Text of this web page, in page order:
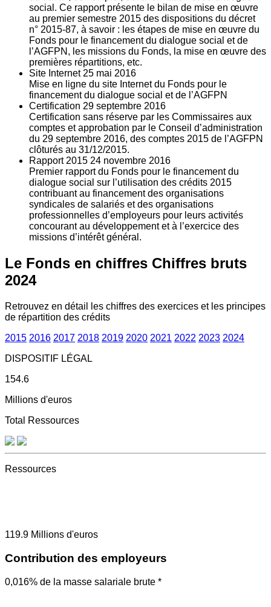
social. Ce rapport présente le bilan de mise en œuvre
au premier semestre 2015 des dispositions du décret
n° 2015-87, à savoir : les étapes de mise en œuvre du
Fonds pour le financement du dialogue social et de
l’AGFPN, les missions du Fonds, la mise en œuvre des
premières répartitions, etc.
Site Internet 25 mai 2016
Mise en ligne du site Internet du Fonds pour le
financement du dialogue social et de l’AGFPN
Certification 29 septembre 2016
Certification sans réserve par les Commissaires aux
comptes et approbation par le Conseil d’administration
du 29 septembre 2016, des comptes 2015 de l’AGFPN
clôturés au 31/12/2015.
Rapport 2015 24 novembre 2016
Premier rapport du Fonds pour le financement du
dialogue social sur l’utilisation des crédits 2015
contribuant au financement des organisations
syndicales de salariés et des organisations
professionnelles d’employeurs pour leurs activités
concourant au développement et à l’exercice des
missions d’intérêt général.
Le Fonds en chiffres Chiffres bruts
2024
Retrouvez en détail les chiffres des exercices et les principes
de répartition des crédits
2015 2016 2017 2018 2019 2020 2021 2022 2023 2024
DISPOSITIF LÉGAL
154.6
Millions d'euros
Total Ressources
Ressources
119.9 Millions d'euros
Contribution des employeurs
0,016% de la masse salariale brute *